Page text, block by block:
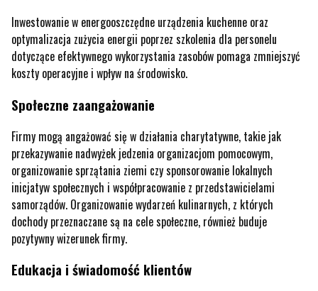
Inwestowanie w energooszczędne urządzenia kuchenne oraz
optymalizacja zużycia energii poprzez szkolenia dla personelu
dotyczące efektywnego wykorzystania zasobów pomaga zmniejszyć
koszty operacyjne i wpływ na środowisko.
Społeczne zaangażowanie
Firmy mogą angażować się w działania charytatywne, takie jak
przekazywanie nadwyżek jedzenia organizacjom pomocowym,
organizowanie sprzątania ziemi czy sponsorowanie lokalnych
inicjatyw społecznych i współpracowanie z przedstawicielami
samorządów. Organizowanie wydarzeń kulinarnych, z których
dochody przeznaczane są na cele społeczne, również buduje
pozytywny wizerunek firmy.
Edukacja i świadomość klientów